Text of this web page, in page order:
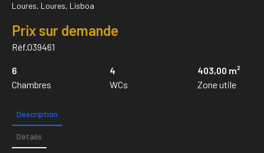
Loures, Loures, Lisboa
Prix sur demande
Réf.039461
6
Chambres
4
WCs
403,00 m²
Zone utile
Description
Détails